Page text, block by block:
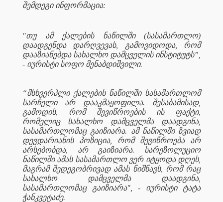
შემდეგი ინფორმაცია:
"თუ ამ ქალების ნაწილში (სასამართლო)
დაადგენდა დარღვევას, გამოვიდოდა, რომ
დააზიანებდა სახალხო დამცველის ინსტიტუტს”,
- იურისტი სოფო მენაბდიშვილი.
“მსხვერპლი ქალების ნაწილში სასამართლომ
სარჩელი არ დააკმაყოფილა. შესაბამისად,
გამოდის, რომ შევიწროების ის ფაქტი,
რომელიც სახალხო დამცველმა დაადგინა,
სასამართლომაც გაიზიარა. ამ ნაწილში ზვიად
დევდარიანის პოზიცია, რომ შევიწროება არ
არსებობდა, არ გაიზიარა. სარეზოლუციო
ნაწილში ამას სასამართლო ვერ იტყოდა დღეს,
მაგრამ შედეგობრივად ამას ნიშნავს, რომ რაც
სახალხო დამცველმა დაადგინა,
სასამართლომაც გაიზიარა", - იურისტი ტატა
ჭანკვეტაძე.